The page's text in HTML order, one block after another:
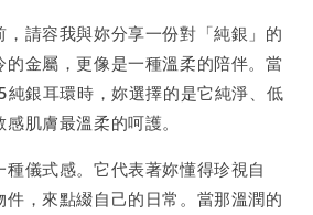
請容我與妳分享一份對「純銀」的
金屬，更像是一種溫柔的陪伴。當
銀耳環時，妳選擇的是它純淨、低
肌膚最溫柔的呵護。
儀式感。它代表著妳懂得珍視自
，來點綴自己的日常。當那溫潤的